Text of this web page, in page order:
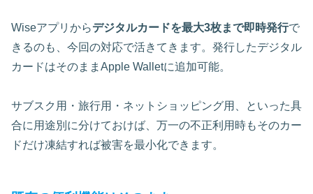
Wiseアプリからデジタルカードを最大3枚まで即時発行で
きるのも、今回の対応で活きてきます。発行したデジタル
カードはそのままApple Walletに追加可能。
サブスク用・旅行用・ネットショッピング用、といった具
合に用途別に分けておけば、万一の不正利用時もそのカー
ドだけ凍結すれば被害を最小化できます。